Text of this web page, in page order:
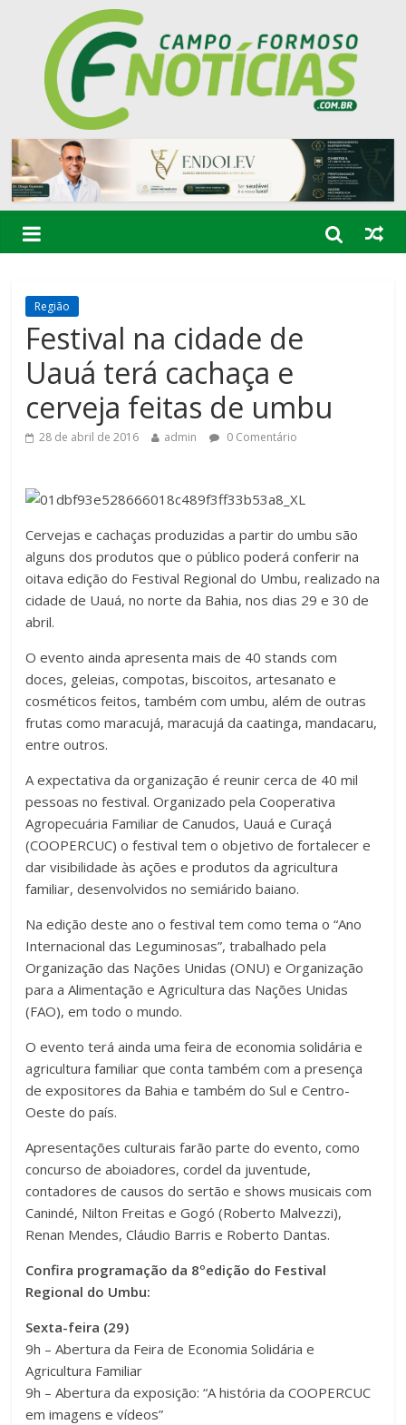
Região
Festival na cidade de
Uauá terá cachaça e
cerveja feitas de umbu
28 de abril de 2016 admin 0 Comentário
Cervejas e cachaças produzidas a partir do umbu são
alguns dos produtos que o público poderá conferir na
oitava edição do Festival Regional do Umbu, realizado na
cidade de Uauá, no norte da Bahia, nos dias 29 e 30 de
abril.
O evento ainda apresenta mais de 40 stands com
doces, geleias, compotas, biscoitos, artesanato e
cosméticos feitos, também com umbu, além de outras
frutas como maracujá, maracujá da caatinga, mandacaru,
entre outros.
A expectativa da organização é reunir cerca de 40 mil
pessoas no festival. Organizado pela Cooperativa
Agropecuária Familiar de Canudos, Uauá e Curaçá
(COOPERCUC) o festival tem o objetivo de fortalecer e
dar visibilidade às ações e produtos da agricultura
familiar, desenvolvidos no semiárido baiano.
Na edição deste ano o festival tem como tema o “Ano
Internacional das Leguminosas”, trabalhado pela
Organização das Nações Unidas (ONU) e Organização
para a Alimentação e Agricultura das Nações Unidas
(FAO), em todo o mundo.
O evento terá ainda uma feira de economia solidária e
agricultura familiar que conta também com a presença
de expositores da Bahia e também do Sul e Centro-
Oeste do país.
Apresentações culturais farão parte do evento, como
concurso de aboiadores, cordel da juventude,
contadores de causos do sertão e shows musicais com
Canindé, Nilton Freitas e Gogó (Roberto Malvezzi),
Renan Mendes, Cláudio Barris e Roberto Dantas.
Confira programação da 8ºedição do Festival
Regional do Umbu:
Sexta-feira (29)
9h – Abertura da Feira de Economia Solidária e
Agricultura Familiar
9h – Abertura da exposição: “A história da COOPERCUC
em imagens e vídeos”